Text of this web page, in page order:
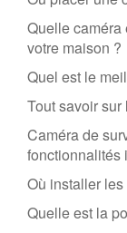
Quelle caméra
votre maison ?
Quel est le
Tout savoir sur
Caméra de
fonctionnalités
Où installer
Quelle est la